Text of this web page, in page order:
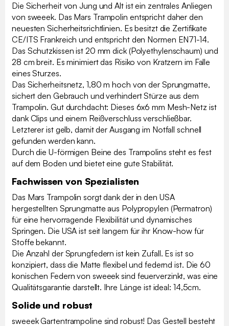
Die Sicherheit von Jung und Alt ist ein zentrales Anliegen
von sweeek. Das Mars Trampolin entspricht daher den
neuesten Sicherheitsrichtlinien. Es besitzt die Zertifikate
CE/ITS Frankreich und entspricht den Normen EN71-14.
Das Schutzkissen ist 20 mm dick (Polyethylenschaum) und
28 cm breit. Es minimiert das Risiko von Kratzern im Falle
eines Sturzes.
Das Sicherheitsnetz, 1,80 m hoch von der Sprungmatte,
sichert den Gebrauch und verhindert Stürze aus dem
Trampolin. Gut durchdacht: Dieses 6x6 mm Mesh-Netz ist
dank Clips und einem Reißverschluss verschließbar.
Letzterer ist gelb, damit der Ausgang im Notfall schnell
gefunden werden kann.
Durch die U-förmigen Beine des Trampolins steht es fest
auf dem Boden und bietet eine gute Stabilität.
Fachwissen von Spezialisten
Das Mars Trampolin sorgt dank der in den USA
hergestellten Sprungmatte aus Polypropylen (Permatron)
für eine hervorragende Flexibilität und dynamisches
Springen. Die USA ist seit langem für ihr Know-how für
Stoffe bekannt.
Die Anzahl der Sprungfedern ist kein Zufall. Es ist so
konzipiert, dass die Matte flexibel und federnd ist. Die 60
konischen Federn von sweeek sind feuerverzinkt, was eine
Qualitätsgarantie darstellt. Ihre Länge ist ideal: 14,5cm.
Solide und robust
sweeek Gartentrampoline sind robust! Das Gestell besteht